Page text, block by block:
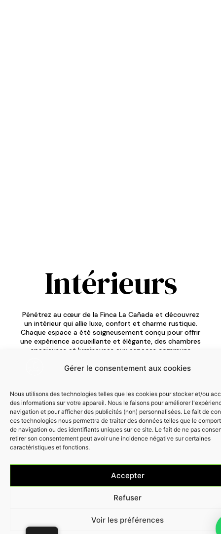
Gérer le consentement aux cookies
Nous utilisons des technologies telles que les cookies pour stocker et/ou
des informations sur votre appareil. Nous le faisons pour améliorer
navigation et pour afficher des publicités (non) personnalisées. Le fait de
ces technologies nous permettra de traiter des données telles que le
de navigation ou des identifiants uniques sur ce site. Le fait de ne pas
retirer son consentement peut avoir une incidence négative sur certaines
caractéristiques et fonctions.
Accepter
Refuser
Voir les préférences
Intérieurs
Pénétrez au cœur de la Finca La Cañada et découvrez
un intérieur qui allie luxe, confort et charme rustique.
Chaque espace a été soigneusement conçu pour offrir
une expérience accueillante et élégante, des chambres
spacieuses et lumineuses aux espaces communs
dispose d'une cuisine entièrement équipée, de salons
détendre et profiter de votre séjour sur la Costa
Blanca.